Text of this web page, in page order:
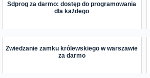
Sdprog za darmo: dostęp do programowania
dla każdego
Zwiedzanie zamku królewskiego w warszawie
za darmo